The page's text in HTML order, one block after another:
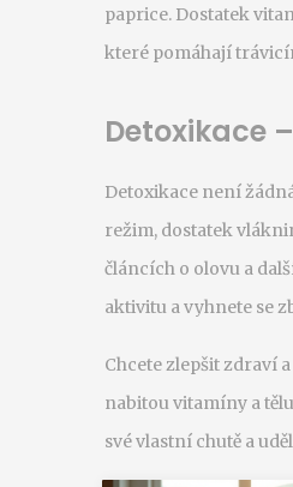
paprice. Dostatek
které pomáhají
Detoxikace
Detoxikace není
režim, dostatek
článcích o olovu a
aktivitu a vyhnete se
Chcete zlepšit zdraví
nabitou vitamíny a
své vlastní chutě a